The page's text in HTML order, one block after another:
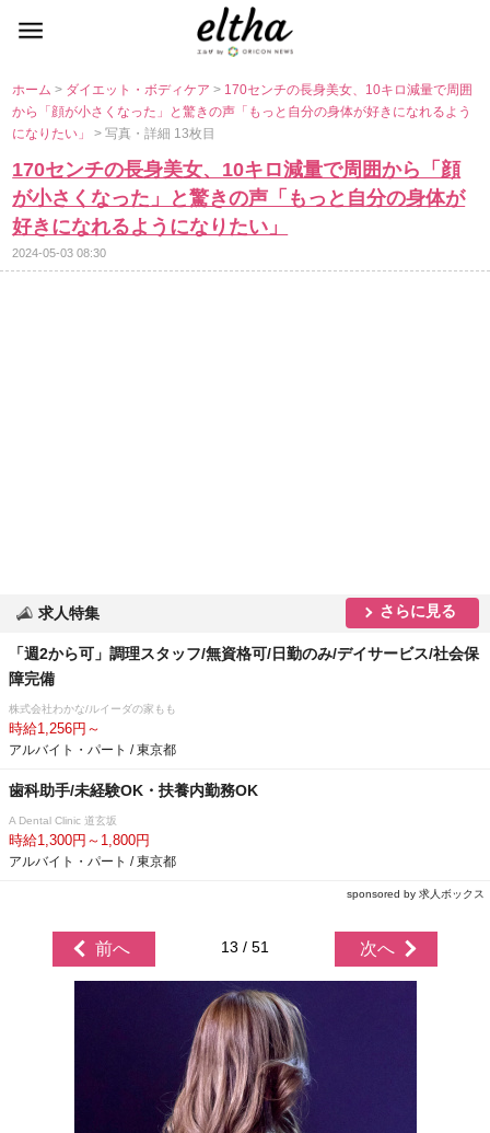
ホーム> ダイエット・ボディケア> 170センチの長身美女、10キロ減量で周囲
から「顔が小さくなった」と驚きの声「もっと自分の身体が好きになれるよう
になりたい」> 写真・詳細 13枚目
170センチの長身美女、10キロ減量で周囲から「顔
が小さくなった」と驚きの声「もっと自分の身体が
好きになれるようになりたい」
2024-05-03 08:30
求人特集 さらに見る
「週2から可」調理スタッフ/無資格可/日勤のみ/デイサービス/社会保
障完備
株式会社わかな/ルイーダの家もも
時給1,256円～
アルバイト・パート / 東京都
歯科助手/未経験OK・扶養内勤務OK
A Dental Clinic 道玄坂
時給1,300円～1,800円
アルバイト・パート / 東京都
sponsored by 求人ボックス
前へ 13 / 51 次へ